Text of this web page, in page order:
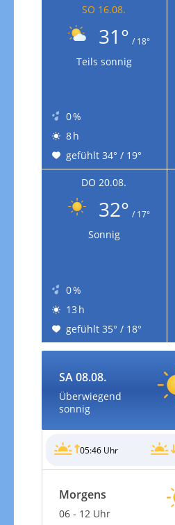
SO 16.08.
31° / 18°
Teils sonnig
0 %
8 h
gefühlt 34° / 19°
DO 20.08.
32° / 17°
Sonnig
0 %
13 h
gefühlt 35° / 18°
SA 08.08.
Überwiegend
sonnig
05:46 Uhr
Morgens
06 - 12 Uhr